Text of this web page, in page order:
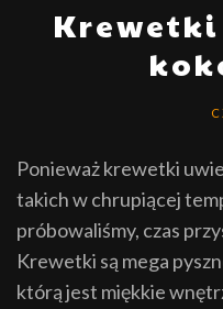
Ponieważ krewetki
takich w chrupiącej
próbowaliśmy, czas
Krewetki są mega
którą jest miękkie